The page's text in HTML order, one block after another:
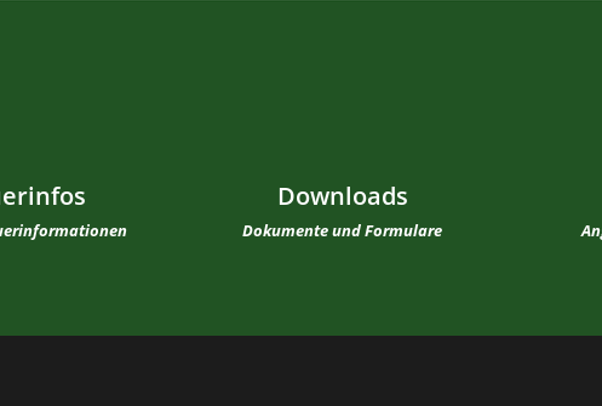
Downloads
Dokumente und Formulare